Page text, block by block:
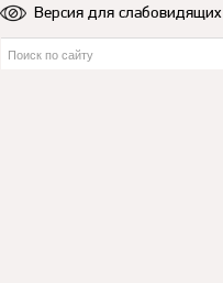
Версия для слабовидящих